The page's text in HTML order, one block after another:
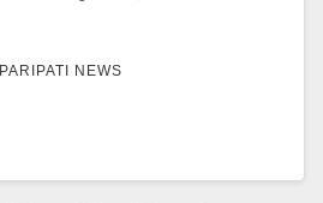
PARIPATI NEWS